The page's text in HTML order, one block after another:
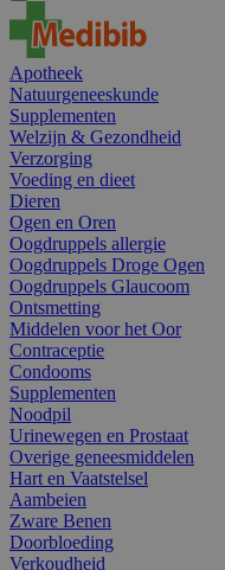
Apotheek
Natuurgeneeskunde
Supplementen
Welzijn & Gezondheid
Verzorging
Voeding en dieet
Dieren
Ogen en Oren
Oogdruppels allergie
Oogdruppels Droge Ogen
Oogdruppels Glaucoom
Ontsmetting
Middelen voor het Oor
Contraceptie
Condooms
Supplementen
Noodpil
Urinewegen en Prostaat
Overige geneesmiddelen
Hart en Vaatstelsel
Aambeien
Zware Benen
Doorbloeding
Verkoudheid